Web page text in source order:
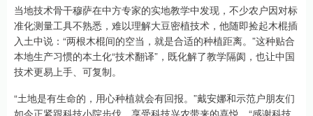
当地技术骨干穆萨在中方专家的实地教学中发现，不少农户因对标
准化测量工具不熟悉，难以理解大豆密植技术，他随即捡起木棍插
入土中说：“两根木棍间的空当，就是合适的种植距离。”这种贴合
本地生产习惯的本土化“技术翻译”，既化解了教学隔阂，也让中国
技术更易上手、可复制。
“土地是有生命的，用心种植就会有回报。”戴安娜和示范户朋友们